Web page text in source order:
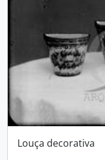
Louça decorativa